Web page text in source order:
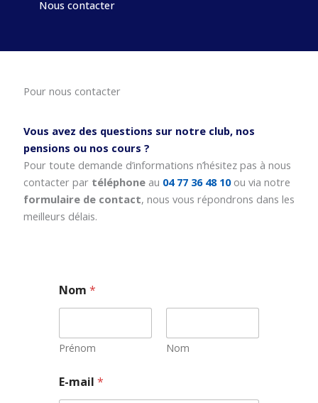
Nous contacter
Pour nous contacter
Vous avez des questions sur notre club, nos
pensions ou nos cours ?
Pour toute demande d’informations n’hésitez pas à nous
contacter par téléphoneau 04 77 36 48 10 ou via notre
formulaire de contact, nous vous répondrons dans les
meilleurs délais.
Nom*
Prénom Nom
-
m
E-mail*